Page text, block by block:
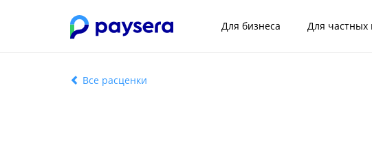
Для бизнеса Для частных
Все расценки